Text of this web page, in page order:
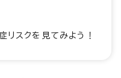
リスクを見てみよう！